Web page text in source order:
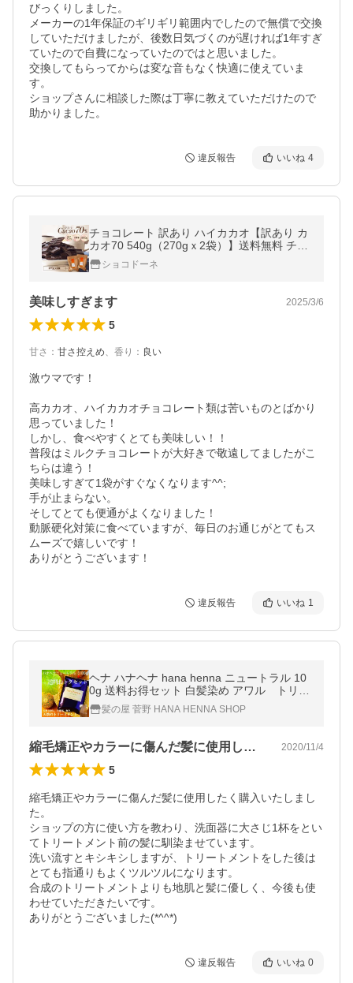
びっくりしました。
メーカーの1年保証のギリギリ範囲内でしたので無償で交換
していただけましたが、後数日気づくのが遅ければ1年すぎ
ていたので自費になっていたのではと思いました。
交換してもらってからは変な音もなく快適に使えていま
す。
ショップさんに相談した際は丁寧に教えていただけたので
助かりました。
違反報告 いいね 4
チョコレート 訳あり ハイカカオ【訳あり カ
カオ70 540g（270gｘ2袋）】送料無料 チョ
コレート 効果 クーベルチュール カカオ70％
お中元
ショコドーネ
美味しすぎます 2025/3/6
5
甘さ ： 甘さ控えめ、 香り ： 良い
激ウマです！
高カカオ、ハイカカオチョコレート類は苦いものとばかり
思っていました！
しかし、食べやすくとても美味しい！！
普段はミルクチョコレートが大好きで敬遠してましたがこ
ちらは違う！
美味しすぎて1袋がすぐなくなります^^;
手が止まらない。
そしてとても便通がよくなりました！
動脈硬化対策に食べていますが、毎日のお通じがとてもス
ムーズで嬉しいです！
ありがとうございます！
違反報告 いいね 1
ヘナ ハナヘナ hana henna ニュートラル 10
0g 送料お得セット 白髪染め アワル トリー
トメント 口コミ
髪の屋 菅野 HANA HENNA SHOP
縮毛矯正やカラーに傷んだ髪に使用したく… 2020/11/4
5
縮毛矯正やカラーに傷んだ髪に使用したく購入いたしまし
た。
ショップの方に使い方を教わり、洗面器に大さじ1杯をとい
てトリートメント前の髪に馴染ませています。
洗い流すとキシキシしますが、トリートメントをした後は
とても指通りもよくツルツルになります。
合成のトリートメントよりも地肌と髪に優しく、今後も使
わせていただきたいです。
ありがとうございました(*^^*)
違反報告 いいね 0